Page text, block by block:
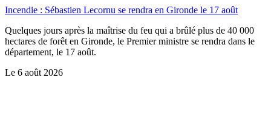
Incendie : Sébastien Lecornu se rendra en Gironde le 17 août
Quelques jours après la maîtrise du feu qui a brûlé plus de 40 000
hectares de forêt en Gironde, le Premier ministre se rendra dans le
département, le 17 août.
Le 6 août 2026